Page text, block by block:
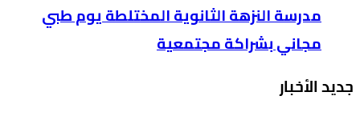
مدرسة النزهة الثانوية المختلطة يوم طبي
مجاني بشراكة مجتمعية
جديد الأخبار